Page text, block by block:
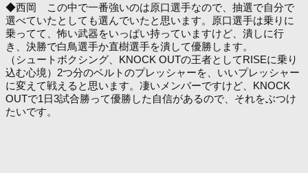
◆西岡 この中で一番強いのは原口選手なので、抽選で自分で
選べていたとしても選んでいたと思います。原口選手は乗りに
乗ってて、怖い武器をいっぱい持っていますけど、潰しに行
き、決勝で白鳥選手か直樹選手を潰して優勝します。
（シュートボクシング、KNOCK OUTの王者としてRISEに乗り
込む心境）2つ分のベルトのプレッシャーを、いいプレッシャー
に変えて戦えると思います。凄いメンバーですけど、KNOCK
OUTで1日3試合勝って優勝した自信があるので、それをぶつけ
たいです。